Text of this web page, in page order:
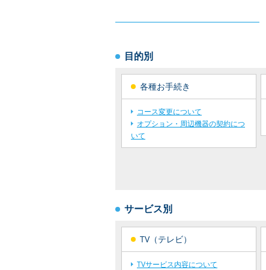
目的別
各種お手続き
コース変更について
オプション・周辺機器の契約につ
いて
サービス別
TV（テレビ）
TVサービス内容について